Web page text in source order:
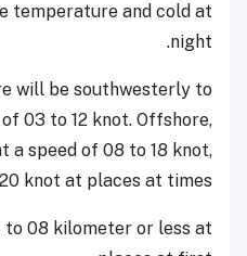
temperature and cold at
night.
will be southwesterly to
03 to 12 knot. Offshore,
speed of 08 to 18 knot,
knot at places at times.
08 kilometer or less at